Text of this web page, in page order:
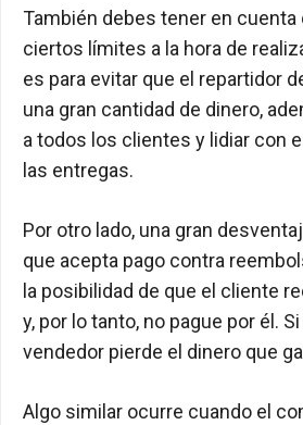
También debes tener en cuenta
ciertos límites a la hora de
es para evitar que el repartidor
una gran cantidad de dinero,
a todos los clientes y lidiar con
las entregas.
Por otro lado, una gran
que acepta pago contra
la posibilidad de que el cliente
y, por lo tanto, no pague por él.
vendedor pierde el dinero que
Algo similar ocurre cuando el